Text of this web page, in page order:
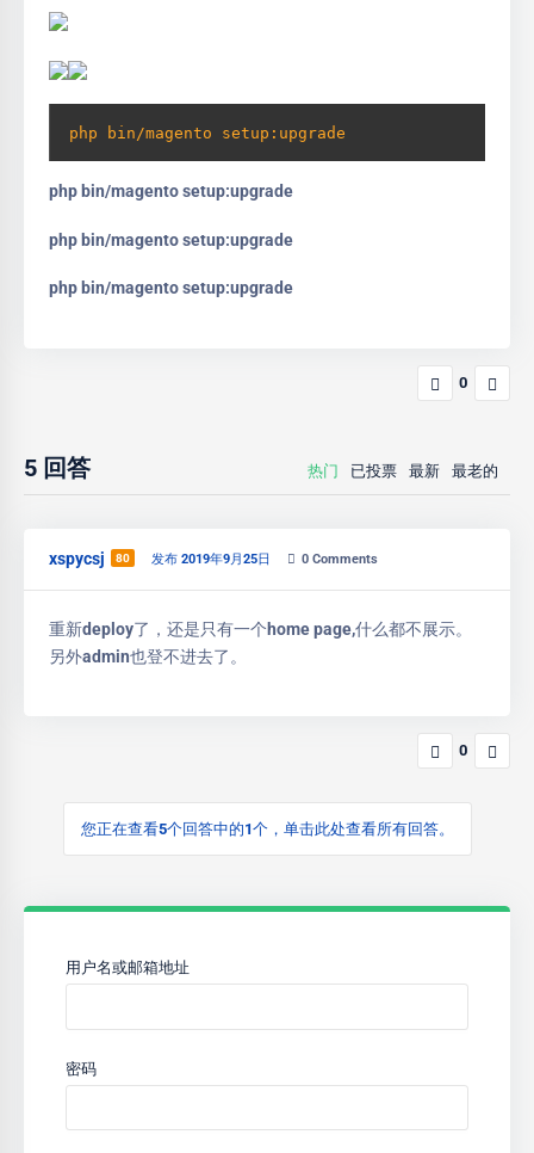
php bin/magento setup:upgrade
php bin/magento setup:upgrade
php bin/magento setup:upgrade
php bin/magento setup:upgrade
0
5 回答 热门 已投票 最新 最老的
xspycsj 80 发布 2019年9月25日 0 Comments
重新deploy了，还是只有一个home page,什么都不展示。
另外admin也登不进去了。
0
您正在查看5个回答中的1个，单击此处查看所有回答。
用户名或邮箱地址
密码